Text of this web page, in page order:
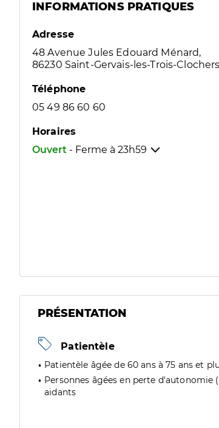
INFORMATIONS PRATIQUES
Adresse
48 Avenue Jules Edouard Ménard,
86230 Saint-Gervais-les-Trois-Clochers
Téléphone
05 49 86 60 60
Horaires
Ouvert - Ferme à 23h59
PRÉSENTATION
Patientèle
Patientèle âgée de 60 ans à 75 ans et
Personnes âgées en perte d'autonomie
aidants